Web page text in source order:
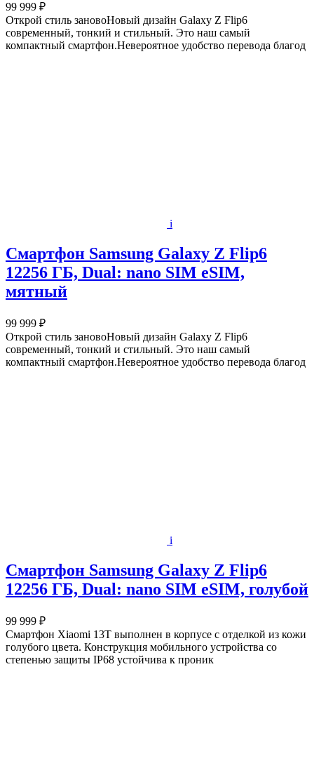
99 999 ₽
Открой стиль зановоНовый дизайн Galaxy Z Flip6
современный, тонкий и стильный. Это наш самый
компактный смартфон.Невероятное удобство перевода благод
i
Смартфон Samsung Galaxy Z Flip6
12256 ГБ, Dual: nano SIM eSIM,
мятный
99 999 ₽
Открой стиль зановоНовый дизайн Galaxy Z Flip6
современный, тонкий и стильный. Это наш самый
компактный смартфон.Невероятное удобство перевода благод
i
Смартфон Samsung Galaxy Z Flip6
12256 ГБ, Dual: nano SIM eSIM, голубой
99 999 ₽
Смартфон Xiaomi 13T выполнен в корпусе с отделкой из кожи
голубого цвета. Конструкция мобильного устройства со
степенью защиты IP68 устойчива к проник